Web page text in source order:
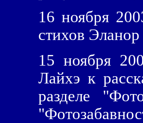
16 ноября
стихов
15 ноября
Лайхэ к
разделе